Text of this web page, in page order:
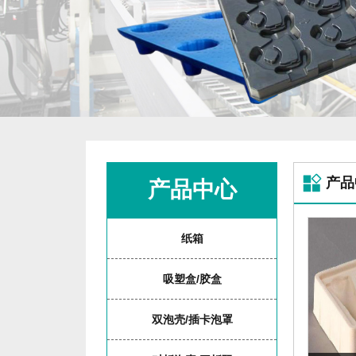
产品中心
纸箱
吸塑盒/胶盒
双泡壳/插卡泡罩
产